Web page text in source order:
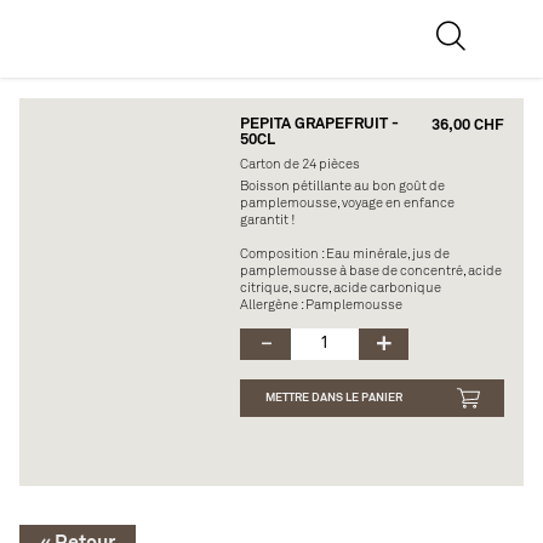
PEPITA GRAPEFRUIT -
50CL
36,00 CHF
Carton de 24 pièces
Boisson pétillante au bon goût de
pamplemousse, voyage en enfance
garantit !
Composition : Eau minérale, jus de
pamplemousse à base de concentré, acide
citrique, sucre, acide carbonique
Allergène : Pamplemousse
METTRE DANS LE PANIER